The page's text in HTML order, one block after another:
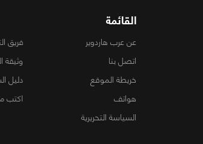
القائمة
عن عرب هاردوير
فريق
اتصل بنا
خريطة الموقع
دليل
هواتف
اكتب
السياسة التحريرية